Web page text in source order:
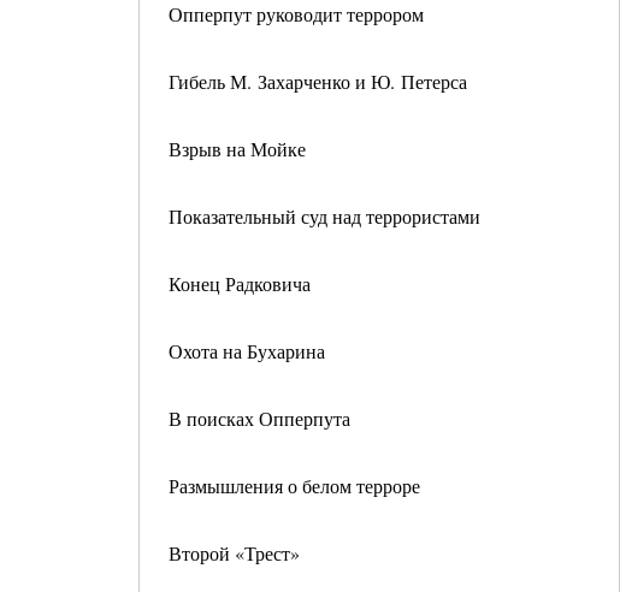
Опперпут руководит террором
Гибель М. Захарченко и Ю. Петерса
Взрыв на Мойке
Показательный суд над террористами
Конец Радковича
Охота на Бухарина
В поисках Опперпута
Размышления о белом терроре
Второй «Трест»